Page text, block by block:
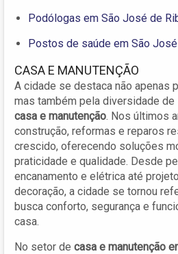
Podólogas em São José de
Postos de saúde em São
CASA E MANUTENÇÃO
A cidade se destaca não apenas
mas também pela diversidade
casa e manutenção. Nos últimos
construção, reformas e reparos
crescido, oferecendo soluções
praticidade e qualidade. Desde
encanamento e elétrica até
decoração, a cidade se tornou
busca conforto, segurança e
casa.
No setor de casa e manutenção